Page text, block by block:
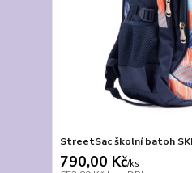
StreetSac školní batoh
790,00 Kč/ks